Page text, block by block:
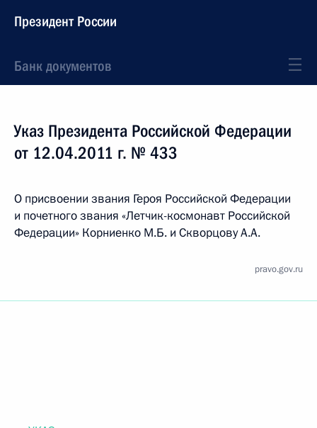
Президент России
Банк документов
Указ Президента Российской Федерации
от 12.04.2011 г. № 433
О присвоении звания Героя Российской Федерации
и почетного звания «Летчик-космонавт Российской
Федерации» Корниенко М.Б. и Скворцову А.А.
pravo.gov.ru